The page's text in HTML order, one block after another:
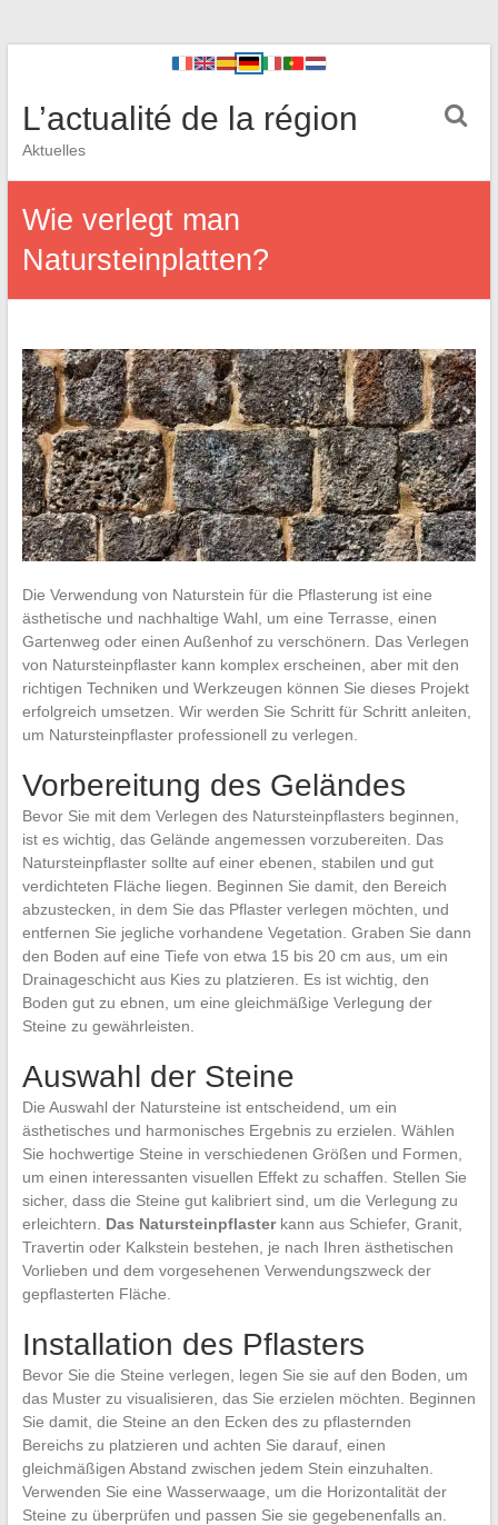
L’actualité de la région
Aktuelles
Wie verlegt man
Natursteinplatten?
Die Verwendung von Naturstein für die Pflasterung ist eine
ästhetische und nachhaltige Wahl, um eine Terrasse, einen
Gartenweg oder einen Außenhof zu verschönern. Das Verlegen
von Natursteinpflaster kann komplex erscheinen, aber mit den
richtigen Techniken und Werkzeugen können Sie dieses Projekt
erfolgreich umsetzen. Wir werden Sie Schritt für Schritt anleiten,
um Natursteinpflaster professionell zu verlegen.
Vorbereitung des Geländes
Bevor Sie mit dem Verlegen des Natursteinpflasters beginnen,
ist es wichtig, das Gelände angemessen vorzubereiten. Das
Natursteinpflaster sollte auf einer ebenen, stabilen und gut
verdichteten Fläche liegen. Beginnen Sie damit, den Bereich
abzustecken, in dem Sie das Pflaster verlegen möchten, und
entfernen Sie jegliche vorhandene Vegetation. Graben Sie dann
den Boden auf eine Tiefe von etwa 15 bis 20 cm aus, um ein
Drainageschicht aus Kies zu platzieren. Es ist wichtig, den
Boden gut zu ebnen, um eine gleichmäßige Verlegung der
Steine zu gewährleisten.
Auswahl der Steine
Die Auswahl der Natursteine ist entscheidend, um ein
ästhetisches und harmonisches Ergebnis zu erzielen. Wählen
Sie hochwertige Steine in verschiedenen Größen und Formen,
um einen interessanten visuellen Effekt zu schaffen. Stellen Sie
sicher, dass die Steine gut kalibriert sind, um die Verlegung zu
erleichtern. Das Natursteinpflasterkann aus Schiefer, Granit,
Travertin oder Kalkstein bestehen, je nach Ihren ästhetischen
Vorlieben und dem vorgesehenen Verwendungszweck der
gepflasterten Fläche.
Installation des Pflasters
Bevor Sie die Steine verlegen, legen Sie sie auf den Boden, um
das Muster zu visualisieren, das Sie erzielen möchten. Beginnen
Sie damit, die Steine an den Ecken des zu pflasternden
Bereichs zu platzieren und achten Sie darauf, einen
gleichmäßigen Abstand zwischen jedem Stein einzuhalten.
Verwenden Sie eine Wasserwaage, um die Horizontalität der
Steine zu überprüfen und passen Sie sie gegebenenfalls an.